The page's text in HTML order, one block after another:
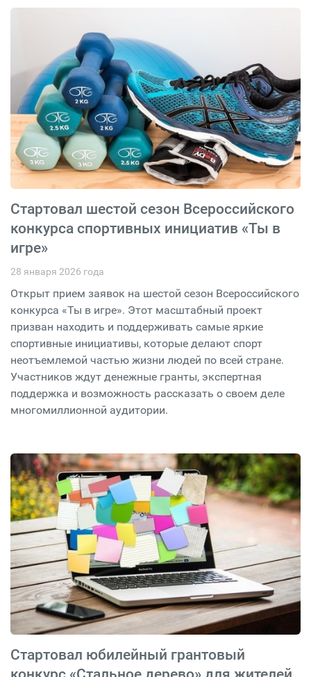
Стартовал шестой сезон Всероссийского
конкурса спортивных инициатив «Ты в
игре»
28 января 2026 года
Открыт прием заявок на шестой сезон Всероссийского
конкурса «Ты в игре». Этот масштабный проект
призван находить и поддерживать самые яркие
спортивные инициативы, которые делают спорт
неотъемлемой частью жизни людей по всей стране.
Участников ждут денежные гранты, экспертная
поддержка и возможность рассказать о своем деле
многомиллионной аудитории.
Стартовал юбилейный грантовый